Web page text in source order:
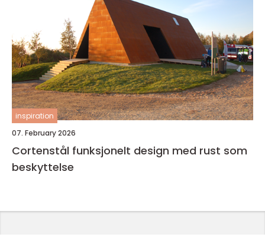
inspiration
07. February 2026
Cortenstål funksjonelt design med rust som
beskyttelse